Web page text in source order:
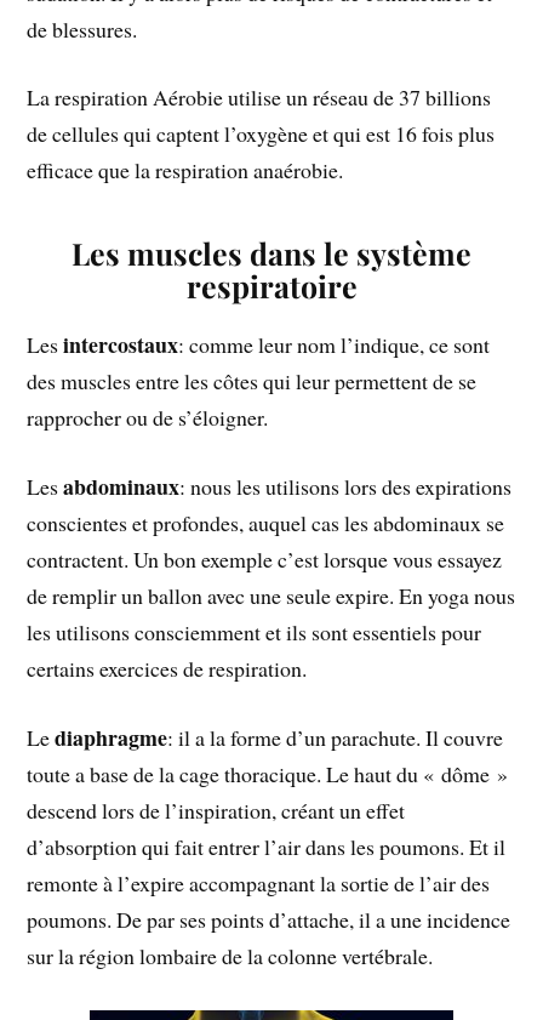
de blessures.
La respiration Aérobie utilise un réseau de 37 billions
de cellules qui captent l’oxygène et qui est 16 fois plus
efficace que la respiration anaérobie.
Les muscles dans le système
respiratoire
Lesintercostaux: comme leur nom l’indique, ce sont
des muscles entre les côtes qui leur permettent de se
rapprocher ou de s’éloigner.
Lesabdominaux: nous les utilisons lors des expirations
conscientes et profondes, auquel cas les abdominaux se
contractent. Un bon exemple c’est lorsque vous essayez
de remplir un ballon avec une seule expire. En yoga nous
les utilisons consciemment et ils sont essentiels pour
certains exercices de respiration.
Lediaphragme: il a la forme d’un parachute. Il couvre
toute a base de la cage thoracique. Le haut du « dôme »
descend lors de l’inspiration, créant un effet
d’absorption qui fait entrer l’air dans les poumons. Et il
remonte à l’expire accompagnant la sortie de l’air des
poumons. De par ses points d’attache, il a une incidence
sur la région lombaire de la colonne vertébrale.